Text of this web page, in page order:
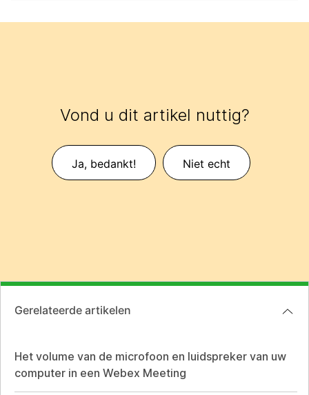
Vond u dit artikel nuttig?
Ja, bedankt! Niet echt
Gerelateerde artikelen
Het volume van de microfoon en luidspreker van uw
computer in een Webex Meeting